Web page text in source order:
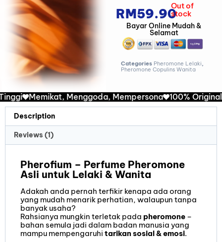
RM59.90
Out of
stock
Bayar Online Mudah &
Selamat
Categories Pheromone Lelaki,
Pheromone Copulins Wanita
Memikat, Menggoda, Mempersona 100% Original
Description
Reviews (1)
Pherofium – Perfume Pheromone
Asli untuk Lelaki & Wanita
Adakah anda pernah terfikir kenapa ada orang
yang mudah menarik perhatian, walaupun tanpa
banyak usaha?
Rahsianya mungkin terletak pada pheromone –
bahan semula jadi dalam badan manusia yang
mampu mempengaruhi tarikan sosial & emosi.